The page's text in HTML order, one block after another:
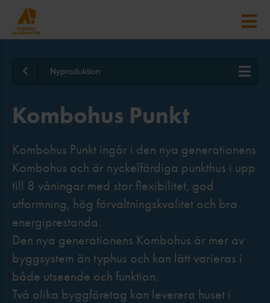
Nyproduktion
Kombohus Punkt
Kombohus Punkt ingår i den nya generationens
Kombohus och är nyckelfärdiga punkthus i upp
till 8 våningar med stor flexibilitet, god
utformning, hög förvaltningskvalitet och bra
energiprestanda.
Den nya generationens Kombohus är mer av
byggsystem än typhus och kan lätt varieras i
både utseende och funktion.
Två olika byggföretag kan leverera huset i